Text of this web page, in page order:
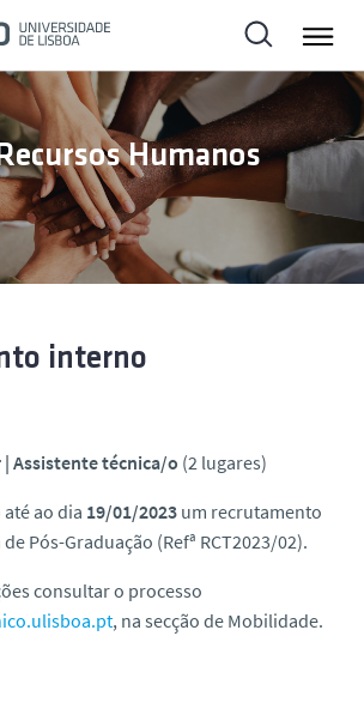
Humanos
interno
Assistente técnica/o (2 lugares)
ao dia 19/01/2023 um recrutamento
Pós-Graduação (Refª RCT2023/02).
consultar o processo
, na secção de Mobilidade.